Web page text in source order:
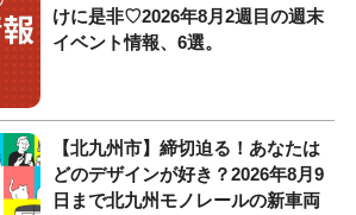
けに是非♡2026年8月2週目の週末
イベント情報、6選。
【北九州市】締切迫る！あなたは
どのデザインが好き？2026年8月9
日まで北九州モノレールの新車両